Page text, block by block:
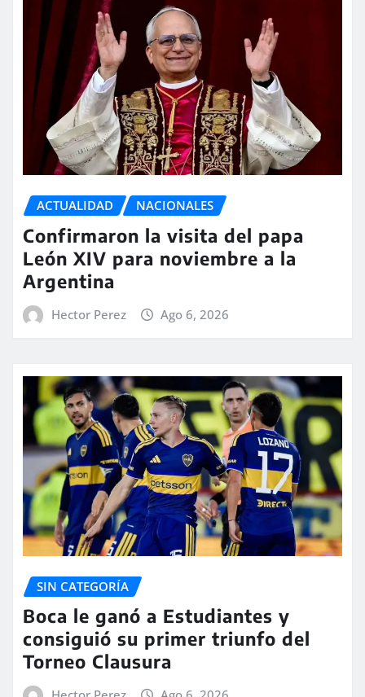
ACTUALIDAD NACIONALES
Confirmaron la visita del papa
León XIV para noviembre a la
Argentina
Hector Perez Ago 6, 2026
SIN CATEGORÍA
Boca le ganó a Estudiantes y
consiguió su primer triunfo del
Torneo Clausura